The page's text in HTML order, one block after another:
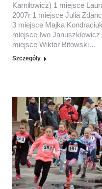
Karniłowicz) 1 miejsce
2007r 1 miejsce Julia
3 miejsce Majka
miejsce Iwo Januszkiewicz
miejsce Wiktor Bitowski…
Szczegóły